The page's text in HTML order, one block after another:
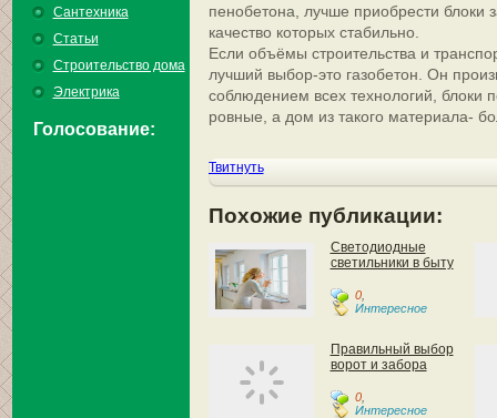
Сантехника
Статьи
Строительство дома
Электрика
Голосование:
пенобетона, лучше приобрести блоки
качество которых стабильно.
Если объёмы строительства и
лучший выбор-это газобетон. Он
соблюдением всех технологий, блоки
ровные, а дом из такого материала-
Твитнуть
Похожие публикации:
Светодиодные
светильники в быту
0,
Интересное
Правильный выбор
ворот и забора
0,
Интересное